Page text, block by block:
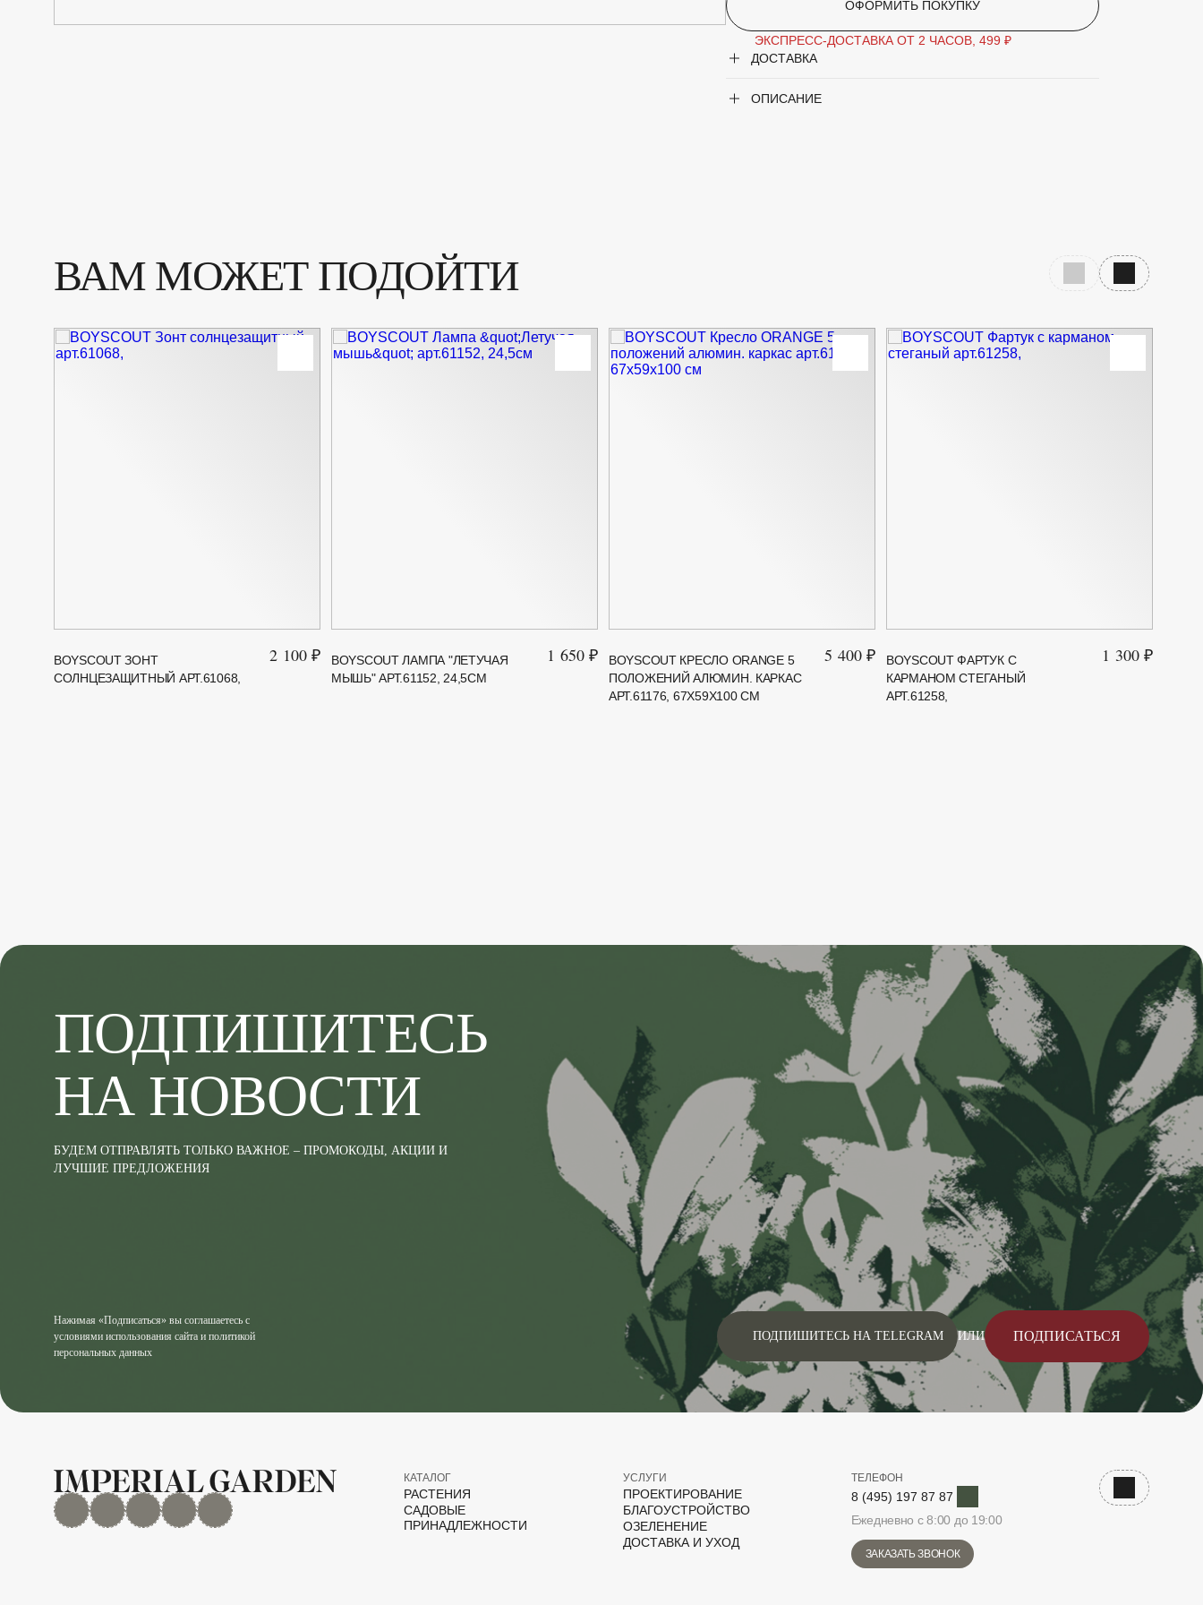
ОФОРМИТЬ ПОКУПКУ
ЭКСПРЕСС-ДОСТАВКА ОТ 2 ЧАСОВ, 499 ₽
ДОСТАВКА
ОПИСАНИЕ
ВАМ МОЖЕТ ПОДОЙТИ Предыдущий слайд
Следующий
BOYSCOUT ЗОНТ
СОЛНЦЕЗАЩИТНЫЙ АРТ.61068,
2 100 ₽
BOYSCOUT ЛАМПА "ЛЕТУЧАЯ
МЫШЬ" АРТ.61152, 24,5СМ
1 650 ₽
BOYSCOUT КРЕСЛО ORANGE 5
ПОЛОЖЕНИЙ АЛЮМИН. КАРКАС
АРТ.61176, 67X59X100 СМ
5 400 ₽
BOYSCOUT ФАРТУК С
КАРМАНОМ СТЕГАНЫЙ
АРТ.61258,
1 300 ₽
ПОДПИШИТЕСЬ
НА НОВОСТИ
БУДЕМ ОТПРАВЛЯТЬ ТОЛЬКО ВАЖНОЕ – ПРОМОКОДЫ, АКЦИИ И
ЛУЧШИЕ ПРЕДЛОЖЕНИЯ
Нажимая «Подписаться» вы соглашаетесь с
условиями использования сайта и политикой
персональных данных
ПОДПИШИТЕСЬ НА TELEGRAM ИЛИ ПОДПИСАТЬСЯ
MAX Дзен YouTuberutubeTelegram
КАТАЛОГ
РАСТЕНИЯ
САДОВЫЕ
ПРИНАДЛЕЖНОСТИ
УСЛУГИ
ПРОЕКТИРОВАНИЕ
БЛАГОУСТРОЙСТВО
ОЗЕЛЕНЕНИЕ
ДОСТАВКА И УХОД
ТЕЛЕФОН
8 (495) 197 87 87
Ежедневно с 8:00 до 19:00
ЗАКАЗАТЬ ЗВОНОК
Наверх